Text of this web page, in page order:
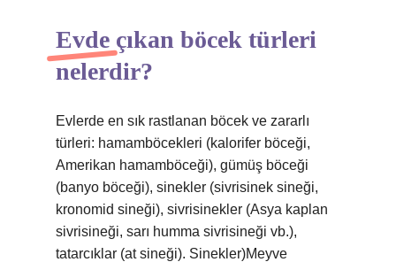
Evde çıkan böcek türleri
nelerdir?
Evlerde en sık rastlanan böcek ve zararlı
türleri: hamamböcekleri (kalorifer böceği,
Amerikan hamamböceği), gümüş böceği
(banyo böceği), sinekler (sivrisinek sineği,
kronomid sineği), sivrisinekler (Asya kaplan
sivrisineği, sarı humma sivrisineği vb.),
tatarcıklar (at sineği). Sinekler)Meyve